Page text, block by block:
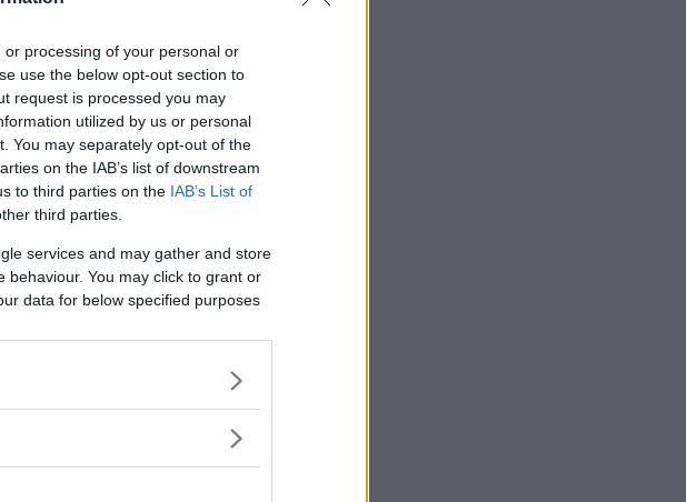
processing of your personal or
use the below opt-out section to
request is processed you may
utilized by us or personal
You may separately opt-out of the
on the IAB’s list of downstream
to third parties on the IAB’s List of
third parties.
services and may gather and store
behaviour. You may click to grant or
data for below specified purposes
rimedi
più diffuse